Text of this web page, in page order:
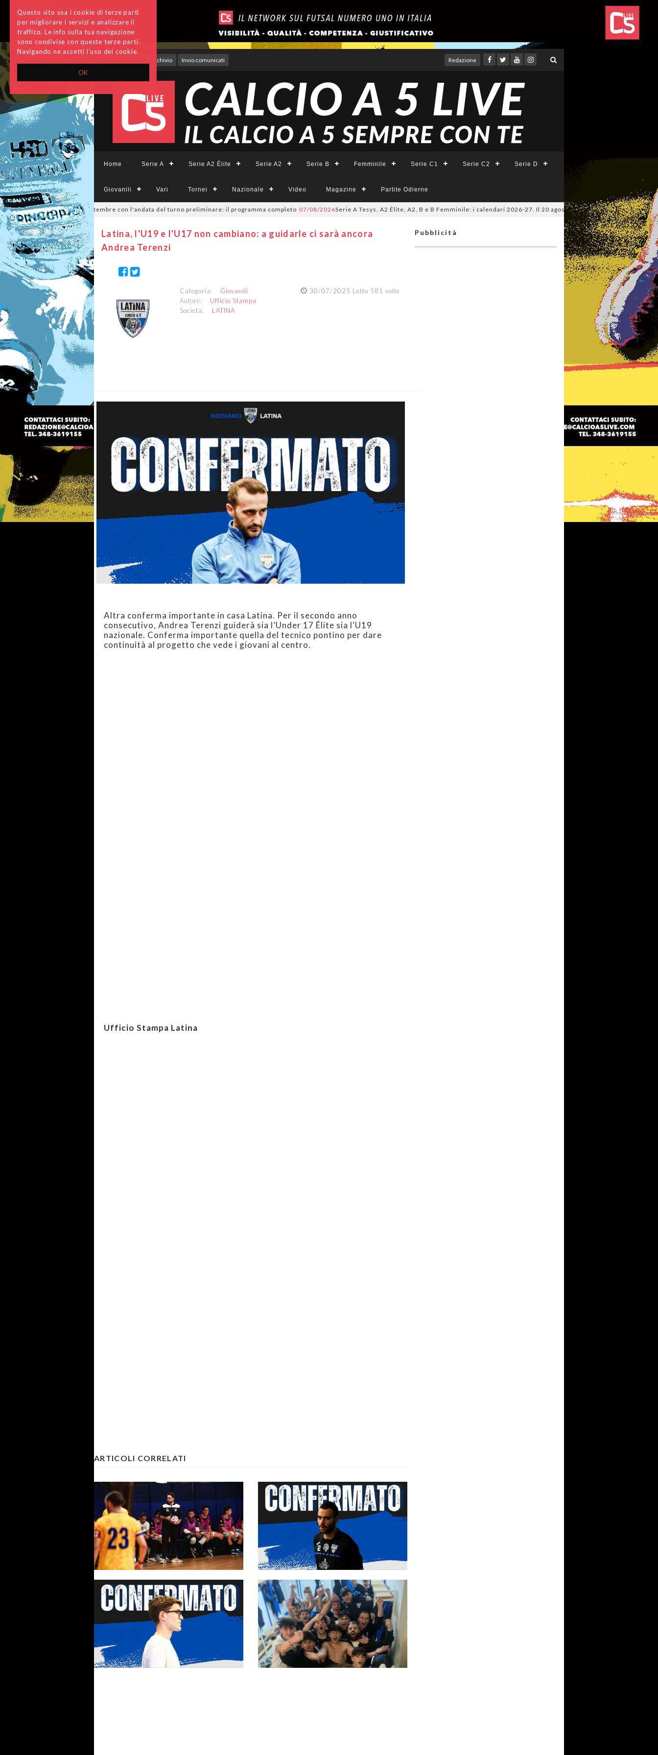
OK
Questo sito usa i cookie di terze parti
per migliorare i servizi e analizzare il
traffico. Le info sulla tua navigazione
sono condivise con queste terze parti.
Navigando ne accetti l'uso dei cookie.
Archivio Invio comunicati Redazione
Home Serie A Serie A2 Élite Serie A2 Serie B Femminile Serie C1 Serie C2 Serie D
Giovanili Vari Tornei Nazionale Video Magazine Partite Odierne
si parte il 19 settembre con l'andata del turno preliminare: il programma completo 07/08/2026Serie A Tesys, A2 Élite, A2, B e B Femminile: i calendari 2026-27. Il 20 agosto la presentazione della Serie A
Latina, l'U19 e l'U17 non cambiano: a guidarle ci sarà ancora
Andrea Terenzi
30/07/2025 Letto 581 volte
Categoria: Giovanili
Autore: Ufficio Stampa
Società: LATINA
Altra conferma importante in casa Latina. Per il secondo anno
consecutivo, Andrea Terenzi guiderà sia l’Under 17 Élite sia l'U19
nazionale. Conferma importante quella del tecnico pontino per dare
continuità al progetto che vede i giovani al centro.
Ufficio Stampa Latina
ARTICOLI CORRELATI
Latina, tre ragazzi protagonisti al
TDR. Landucci: "Ci ripaga del
lavoro quotidiano"
Latina, ancora una conferma nello
staff: Aversa prosegue il suo
percorso nel club
Pubblicità